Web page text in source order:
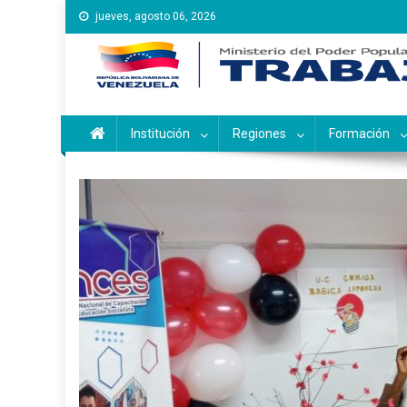
Saltar
al
contenido
jueves, agosto 06, 2026
Instituto Nacional de
Inces
Institución Regiones Formación